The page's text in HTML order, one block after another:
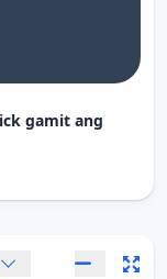
gamit ang